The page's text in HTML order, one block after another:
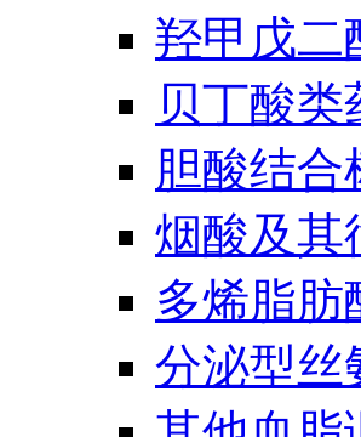
羟甲戊二
贝丁酸类
胆酸结合
烟酸及其
多烯脂肪
分泌型丝